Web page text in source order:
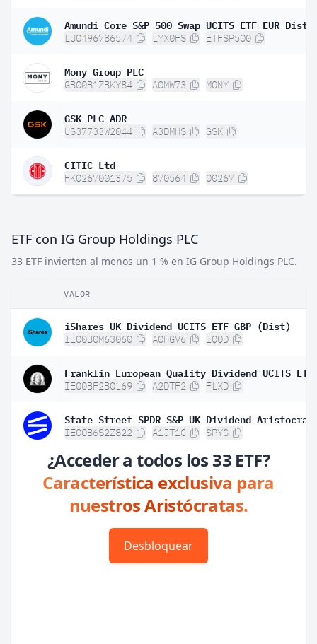
Amundi Core S&P 500 Swap UCITS ETF EUR Dist
LU0496786574 LYX0FS ETFSP500
Mony Group PLC
GB00B1ZBKY84 A0MW73 MONY
GSK PLC ADR
US37733W2044 A3DMHS GSK
CITIC Ltd
HK0267001375 870564 00267
ETF con IG Group Holdings PLC
33 ETF invierten al menos un 1 % en IG Group Holdings PLC.
VALOR
iShares UK Dividend UCITS ETF GBP (Dist)
IE00B0M63060 A0HGV6 IQQD
Franklin European Quality Dividend UCITS ETF
IE00BF2B0L69 A2DTF2 FLXD
IE00B6S2Z822 A1JT1C SPYG
¿Acceder a todos los 33 ETF?
Característica exclusiva para
nuestros Aristócratas.
Desbloquear